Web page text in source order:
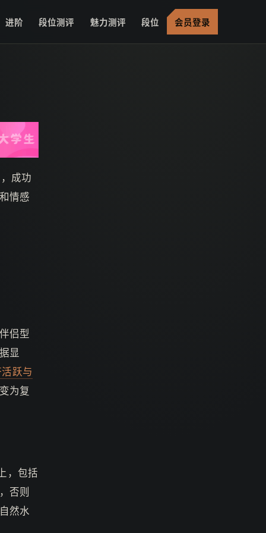
进阶 段位测评 魅力测评 段位 会员登录
成功
情感
侣型
显
跃与
为复
，包括
，否则
然水